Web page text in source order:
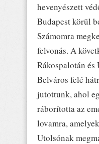
hevenyészett
Budapest körül
Számomra
felvonás. A
Rákospalotán
Belváros felé
jutottunk, ahol
ráborította az
lovamra,
Utolsónak